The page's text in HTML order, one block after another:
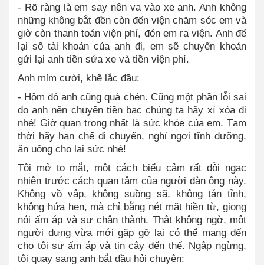
- Rõ ràng là em say nên va vào xe anh. Anh không
những không bắt đền còn đến viện chăm sóc em và
giờ còn thanh toán viện phí, đón em ra viện. Anh để
lại số tài khoản của anh đi, em sẽ chuyển khoản
gửi lại anh tiền sửa xe và tiền viện phí.
Anh mỉm cười, khẽ lắc đầu:
- Hôm đó anh cũng quá chén. Cũng một phần lỗi sai
do anh nên chuyện tiền bạc chúng ta hãy xí xóa đi
nhé! Giờ quan trọng nhất là sức khỏe của em. Tạm
thời hãy hạn chế di chuyển, nghỉ ngơi tĩnh dưỡng,
ăn uống cho lại sức nhé!
Tôi mở to mắt, một cách biểu cảm rất đỗi ngạc
nhiên trước cách quan tâm của người đàn ông này.
Không vồ vập, không suồng sã, không tán tỉnh,
không hứa hẹn, mà chỉ bằng nét mặt hiền từ, giọng
nói ấm áp và sự chân thành. Thật không ngờ, một
người dưng vừa mới gặp gỡ lại có thể mang đến
cho tôi sự ấm áp và tin cậy đến thế. Ngập ngừng,
tôi quay sang anh bắt đầu hỏi chuyện: